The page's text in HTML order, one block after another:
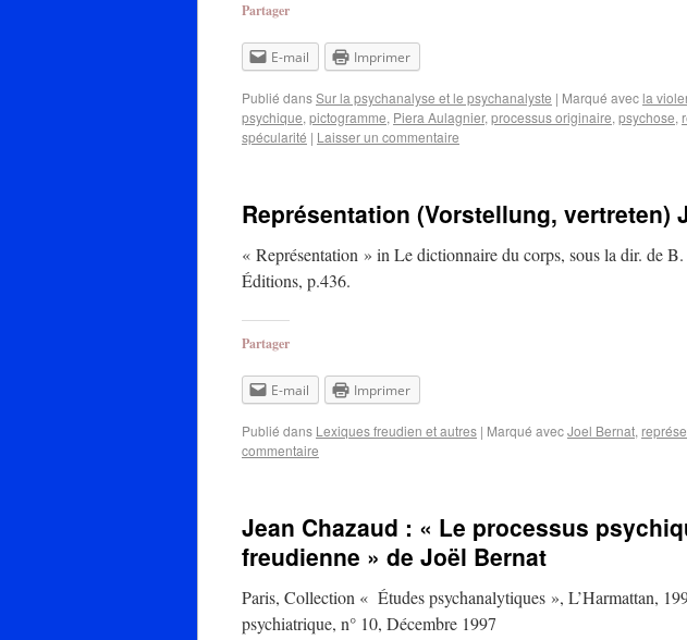
Partager
E-mail Imprimer
Publié dansSur la psychanalyse et le psychanalyste | Marqué avec la
psychique, pictogramme, Piera Aulagnier, processus originaire, psychose,
spécularité | Laisser un commentaire
Représentation (Vorstellung, vertreten)
« Représentation » in Le dictionnaire du corps, sous la dir. de
Éditions, p.436.
Partager
E-mail Imprimer
Publié dans Lexiques freudien et autres | Marqué avecJoel Bernat,
commentaire
Jean Chazaud : « Le processus
freudienne » de Joël Bernat
Paris, Collection « Études psychanalytiques », L’Harmattan,
psychiatrique, n° 10, Décembre 1997